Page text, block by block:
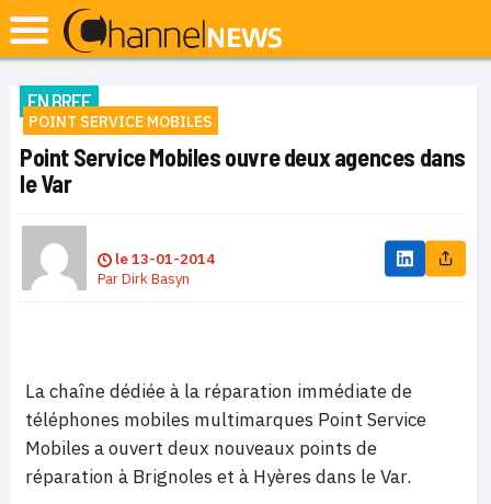
EN BREF
POINT SERVICE MOBILES
Point Service Mobiles ouvre deux agences dans
le Var
le13-01-2014
ParDirk Basyn
La chaîne dédiée à la réparation immédiate de
téléphones mobiles multimarques Point Service
Mobiles a ouvert deux nouveaux points de
réparation à Brignoles et à Hyères dans le Var.